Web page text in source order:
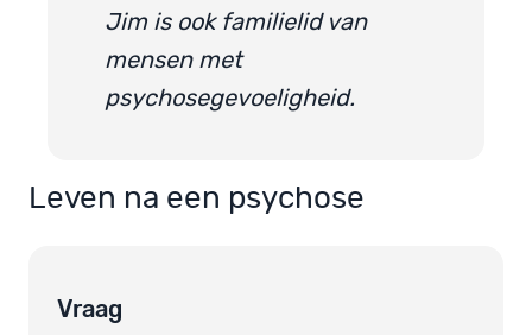
Jim is ook familielid van
mensen met
psychosegevoeligheid.
Leven na een psychose
Vraag